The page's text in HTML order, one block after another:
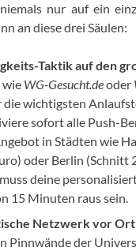
nur auf ein
an diese drei Säulen:
Taktik auf den
WG-Gesucht.deoder
die wichtigsten
sofort alle Push-
in Städten wie
oder Berlin (Schnitt
deine
15 Minuten raus sein.
Netzwerk vor
Pinnwände der